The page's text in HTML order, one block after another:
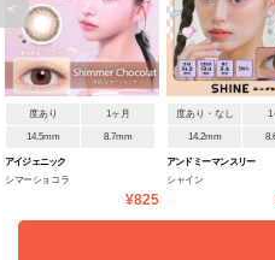
度あり 1ヶ月
14.5mm 8.7mm
アイジェニック
シマーショコラ
¥825
度あり・なし 1
14.2mm
アンドミー マンスリー
シャイン
<